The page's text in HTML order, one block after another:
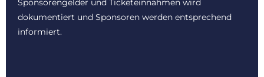
Sponsorengelder und Ticketeinnahmen wird
dokumentiert und Sponsoren werden entsprechend
informiert.